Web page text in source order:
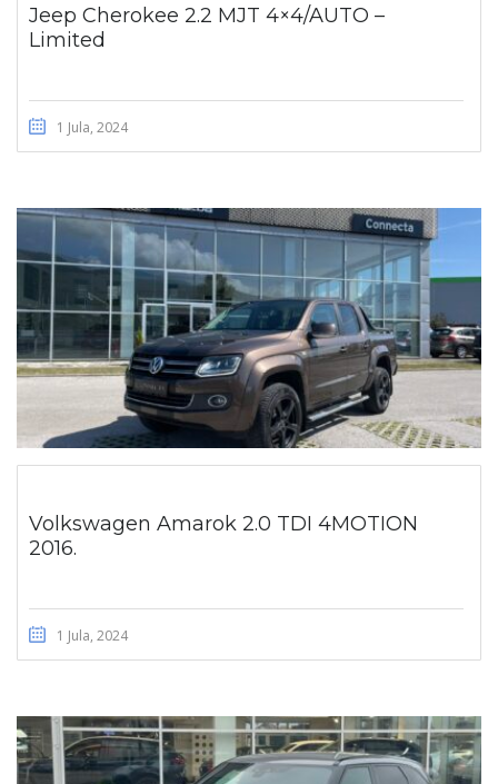
Jeep Cherokee 2.2 MJT 4×4/AUTO –
Limited
1 Jula, 2024
Volkswagen Amarok 2.0 TDI 4MOTION
2016.
1 Jula, 2024